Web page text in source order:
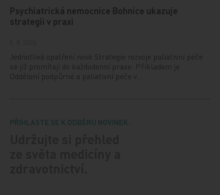
Psychiatrická nemocnice Bohnice ukazuje
strategii v praxi
Jednotlivá opatření nové Strategie rozvoje paliativní péče
se již promítají do každodenní praxe. Příkladem je
Oddělení podpůrné a paliativní péče v…
PŘIHLASTE SE K ODBĚRU NOVINEK.